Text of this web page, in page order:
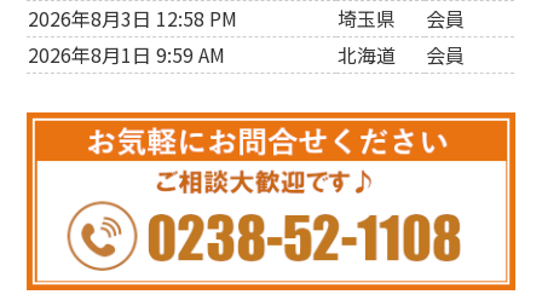
2026年8月3日 12:58 PM
埼玉県
会員
2026年8月1日 9:59 AM
北海道 会員